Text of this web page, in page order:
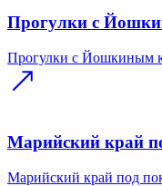
Прогулки с
Прогулки с Йошкиным
Марийский край
Марийский край под